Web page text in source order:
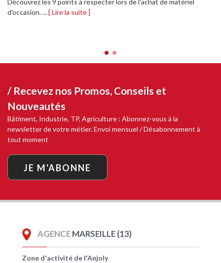
Découvrez les 9 points à respecter lors de l'achat de matériel
d'occasion. ...[ Lire la suite ]
/ Recevez nos Promos, Conseils et
Nouveautés
Bâtiment, Industrie, TP, Agriculture : Abonnez-vous à la
newsletter de votre métier. Envoi mensuel / Désabonnement à
tout moment
JE M'ABONNE
AGENCEMARSEILLE (13)
Zone d'activité de l'Anjoly